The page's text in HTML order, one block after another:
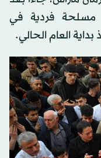
مسلحة فردية في